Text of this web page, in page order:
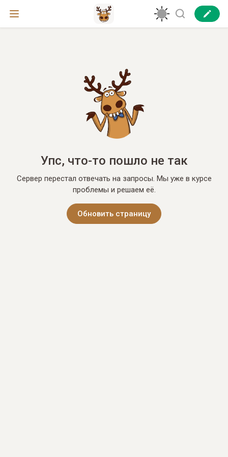
Упс, что-то пошло не так
Сервер перестал отвечать на запросы. Мы уже в курсе
проблемы и решаем её.
Обновить страницу